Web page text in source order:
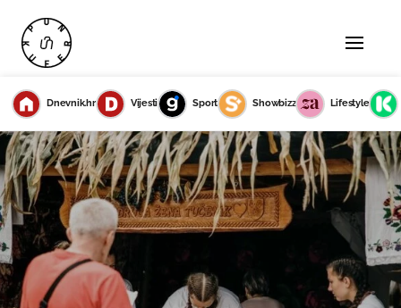
Dnevnik.hr Vijesti Sport Showbizz Lifestyle